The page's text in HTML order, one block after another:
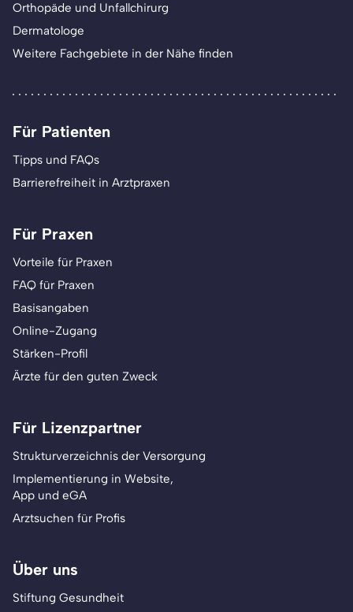
Orthopäde und Unfallchirurg
Dermatologe
Weitere Fachgebiete in der Nähe finden
Für Patienten
Tipps und FAQs
Barrierefreiheit in Arztpraxen
Für Praxen
Vorteile für Praxen
FAQ für Praxen
Basisangaben
Online-Zugang
Stärken-Profil
Ärzte für den guten Zweck
Für Lizenzpartner
Strukturverzeichnis der Versorgung
Implementierung in Website,
App und eGA
Arztsuchen für Profis
Über uns
Stiftung Gesundheit